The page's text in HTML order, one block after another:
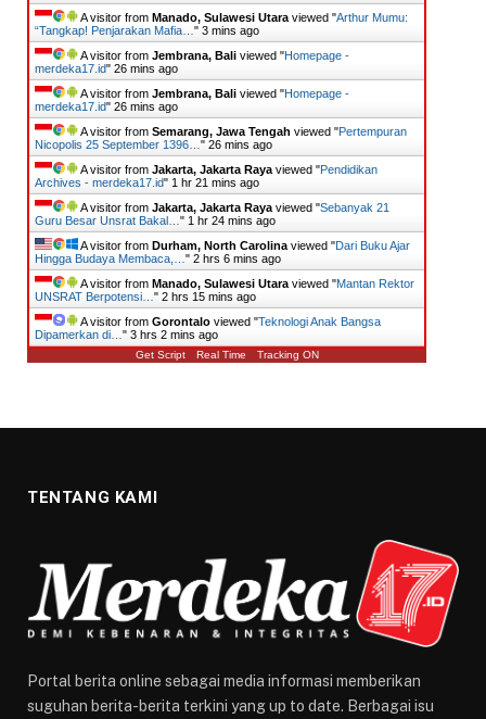
A visitor from Manado, Sulawesi Utara viewed "Arthur Mumu:
“Tangkap! Penjarakan Mafia… " 3 mins ago
A visitor from Jembrana, Bali viewed "Homepage -
merdeka17.id" 26 mins ago
A visitor from Jembrana, Bali viewed "Homepage -
merdeka17.id" 26 mins ago
A visitor from Semarang, Jawa Tengah viewed "Pertempuran
Nicopolis 25 September 1396… " 26 mins ago
A visitor from Jakarta, Jakarta Raya viewed "Pendidikan
Archives - merdeka17.id" 1 hr 21 mins ago
A visitor from Jakarta, Jakarta Raya viewed "Sebanyak 21
Guru Besar Unsrat Bakal… " 1 hr 24 mins ago
A visitor from Durham, North Carolina viewed "Dari Buku Ajar
Hingga Budaya Membaca,… " 2 hrs 6 mins ago
A visitor from Manado, Sulawesi Utara viewed "Mantan Rektor
UNSRAT Berpotensi… " 2 hrs 15 mins ago
A visitor from Gorontalo viewed "Teknologi Anak Bangsa
Dipamerkan di… " 3 hrs 2 mins ago
Get Script Real Time Tracking ON
TENTANG KAMI
Portal berita online sebagai media informasi memberikan
suguhan berita-berita terkini yang up to date. Berbagai isu